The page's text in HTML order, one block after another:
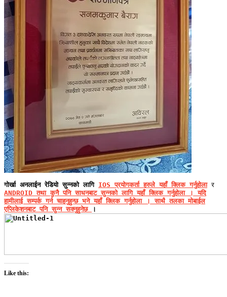
गोर्खा अनलाईन रेडियो सुन्नको लागि IOS प्रयोगकर्ता हरुले यहाँ क्लिक गर्नुहोलार
ANDROID तथा कुनै पनि साधनबाट सुन्नको लागि यहाँ क्लिक गर्नुहोला । यदि
हामीलाई सम्पर्क गर्न चाहनुहुन्छ भनेयहाँ क्लिक गर्नुहोला । साथै तलका मोबाईल
एप्लिकेशनबाट पनि सुन्न सक्नुहुनेछ
।
Like this: